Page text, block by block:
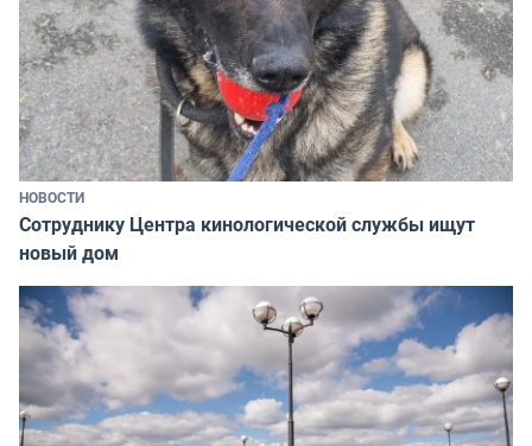
НОВОСТИ
Сотруднику Центра кинологической службы ищут
новый дом